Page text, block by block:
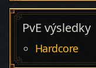
PvE výsledky
Hardcore